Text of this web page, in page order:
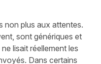
non plus aux attentes.
sont génériques et
lisait réellement les
Dans certains